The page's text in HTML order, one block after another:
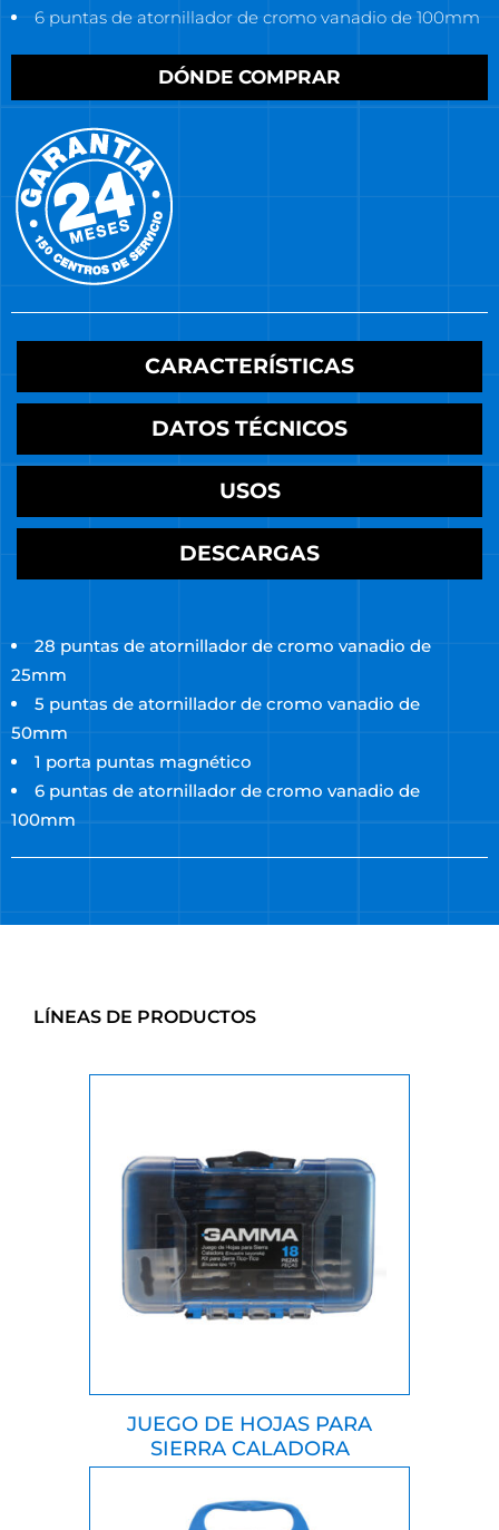
6 puntas de atornillador de cromo vanadio de 100mm
DÓNDE COMPRAR
CARACTERÍSTICAS
DATOS TÉCNICOS
USOS
DESCARGAS
28 puntas de atornillador de cromo vanadio de
25mm
5 puntas de atornillador de cromo vanadio de
50mm
1 porta puntas magnético
6 puntas de atornillador de cromo vanadio de
100mm
LÍNEAS DE PRODUCTOS
JUEGO DE HOJAS PARA
SIERRA CALADORA